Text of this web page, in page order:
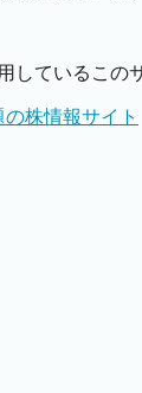
しているこの
株情報サイト